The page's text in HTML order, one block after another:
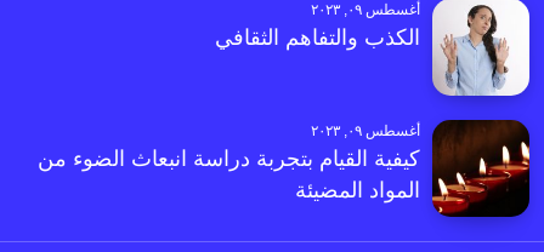
أغسطس ٠٩, ٢٠٢٣
الكذب والتفاهم الثقافي
أغسطس ٠٩, ٢٠٢٣
كيفية القيام بتجربة دراسة انبعاث الضوء من
المواد المضيئة